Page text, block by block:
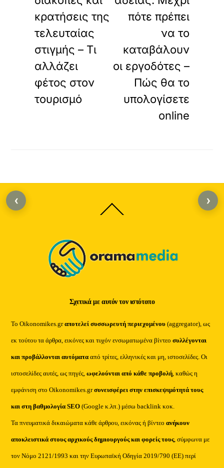
κρατήσεις της
τελευταίας
στιγμής – Τι
αλλάζει
φέτος στον
τουρισμό
πότε πρέπει
να το
καταβάλουν
οι εργοδότες –
Πώς θα το
υπολογίσετε
online
Back
To
Σχετικά με αυτόν τον ιστότοπο
Το Oikonomikes.grαποτελεί συσσωρευτή περιεχομένου (aggregator), ως
εκ τούτου τα άρθρα, εικόνες και τυχόν ενσωματωμένα βίντεοσυλλέγονται
και προβάλλονται αυτόματααπό τρίτες, ελληνικές και μη, ιστοσελίδες. Οι
ιστοσελίδες αυτές, ως πηγές,ωφελούνται από κάθε προβολή, καθώς η
εμφάνιση στο Oikonomikes.grσυνεισφέρει στην επισκεψιμότητά τους
και στη βαθμολογία SEO (Google κ.λπ.) μέσω backlink κοκ.
Τα πνευματικά δικαιώματα κάθε άρθρου, εικόνας ή βίντεοανήκουν
αποκλειστικά στους αρχικούς δημιουργούς και φορείς τους, σύμφωνα με
τον Νόμο 2121/1993 και την Ευρωπαϊκή Οδηγία 2019/790 (ΕΕ) περί
‹ ›